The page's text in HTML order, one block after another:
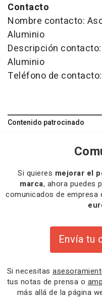
Contacto
Nombre contacto:
Aluminio
Descripción
Aluminio
Teléfono de
Contenido patrocinado
Si quieres mejorar el
marca, ahora puedes
comunicados de empresa
Envía tu
Si necesitas
tus notas de prensa o
más allá de la página